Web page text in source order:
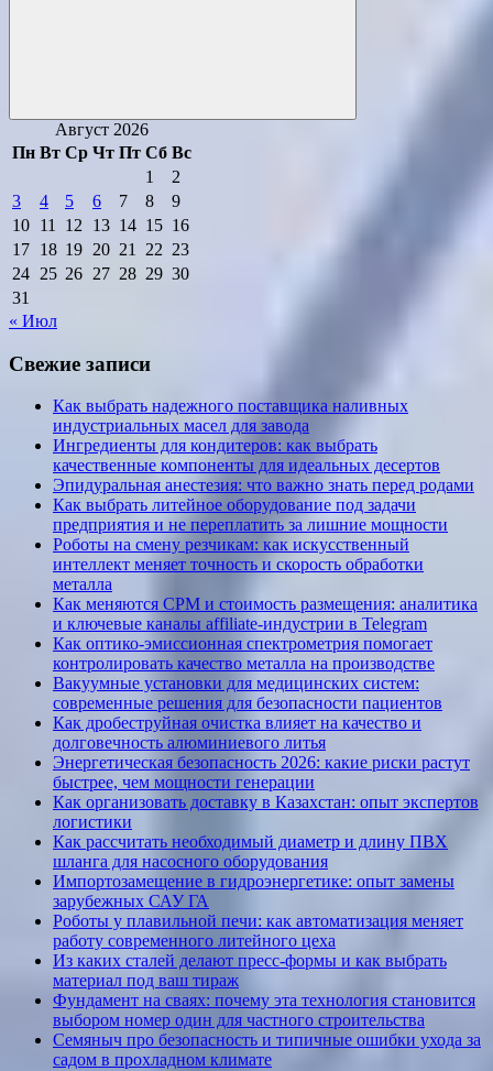
Поиск
Август 2026
Пн Вт Ср Чт Пт Сб Вс
1
2
3
4 5 6 7 8
9
10 11 12 13 14 15 16
17 18 19 20 21 22 23
24 25 26 27 28 29 30
31
« Июл
Свежие записи
Как выбрать надежного поставщика наливных
индустриальных масел для завода
Ингредиенты для кондитеров: как выбрать
качественные компоненты для идеальных десертов
Эпидуральная анестезия: что важно знать перед родами
Как выбрать литейное оборудование под задачи
предприятия и не переплатить за лишние мощности
Роботы на смену резчикам: как искусственный
интеллект меняет точность и скорость обработки
металла
Как меняются CPM и стоимость размещения: аналитика
и ключевые каналы affiliate-индустрии в Telegram
Как оптико-эмиссионная спектрометрия помогает
контролировать качество металла на производстве
Вакуумные установки для медицинских систем:
современные решения для безопасности пациентов
Как дробеструйная очистка влияет на качество и
долговечность алюминиевого литья
Энергетическая безопасность 2026: какие риски растут
быстрее, чем мощности генерации
Как организовать доставку в Казахстан: опыт экспертов
логистики
Как рассчитать необходимый диаметр и длину ПВХ
шланга для насосного оборудования
Импортозамещение в гидроэнергетике: опыт замены
зарубежных САУ ГА
Роботы у плавильной печи: как автоматизация меняет
работу современного литейного цеха
Из каких сталей делают пресс-формы и как выбрать
материал под ваш тираж
Фундамент на сваях: почему эта технология становится
выбором номер один для частного строительства
Семяныч про безопасность и типичные ошибки ухода за
садом в прохладном климате